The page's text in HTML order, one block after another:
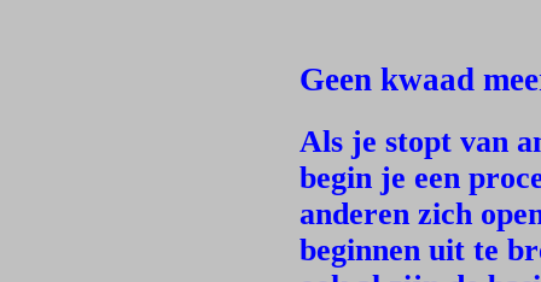
Geen kwaad
Als je stopt van
begin je een
anderen zich
beginnen uit te